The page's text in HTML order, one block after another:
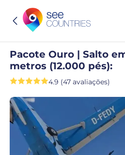
Pacote Ouro | Salto
metros (12.000 pés):
4.9 (47 avaliações)